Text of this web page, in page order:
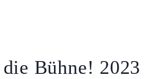
Bühne! 2023